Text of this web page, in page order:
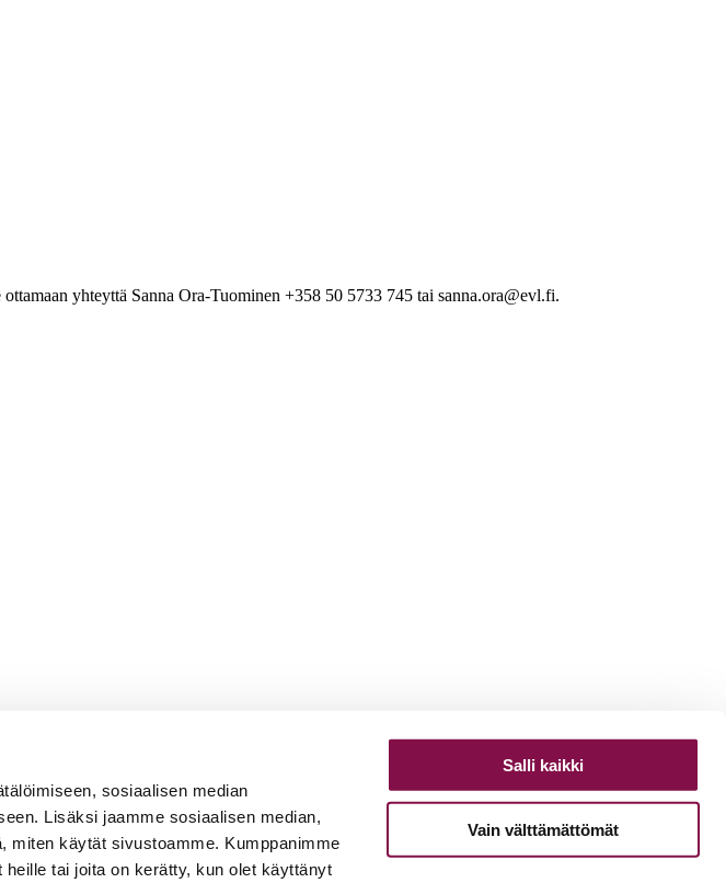
sosiaalisen median
Lisäksi jaamme sosiaalisen median,
miten käytät sivustoamme. Kumppanimme
tai joita on kerätty, kun olet käyttänyt
Salli kaikki
Vain välttämättömät
yhteyttä Sanna Ora-Tuominen +358 50 5733 745 tai sanna.ora@evl.fi.